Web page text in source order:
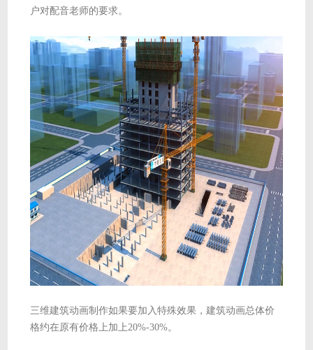
户对配音老师的要求。
三维建筑动画制作如果要加入特殊效果，建筑动画总体价
格约在原有价格上加上20%-30%。